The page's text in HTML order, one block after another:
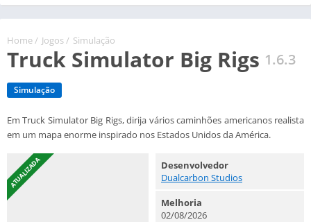
Home / Jogos / Simulação
Truck Simulator Big Rigs 1.6.3
Simulação
Em Truck Simulator Big Rigs, dirija vários caminhões americanos realista
em um mapa enorme inspirado nos Estados Unidos da América.
ATUALIZADA
Desenvolvedor
Dualcarbon Studios
Melhoria
02/08/2026